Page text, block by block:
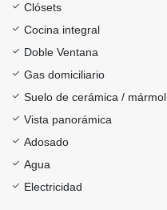
Clósets
Cocina integral
Doble Ventana
Gas domiciliario
Suelo de cerámica / mármol
Vista panorámica
Adosado
Agua
Electricidad